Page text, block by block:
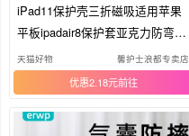
iPad11保护壳三折磁吸适用苹果
平板ipadair8保护套亚克力防弯带
笔槽2026款5air7第10代9拆分202
5pro轻薄mini6
天猫好物 馨护士浪都专卖店
优惠2.18元